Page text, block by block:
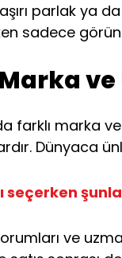
parlak ya
sadece
farklı marka
Dünyaca
seçerken
ve